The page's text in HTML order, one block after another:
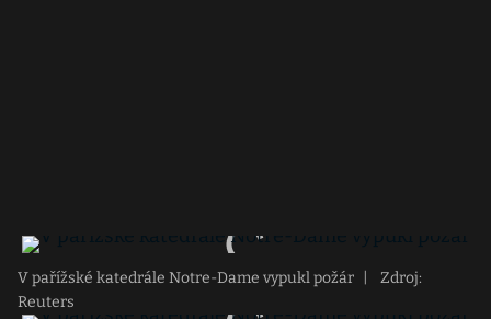
V pařížské katedrále Notre-Dame vypukl požár
Zdroj:
Reuters